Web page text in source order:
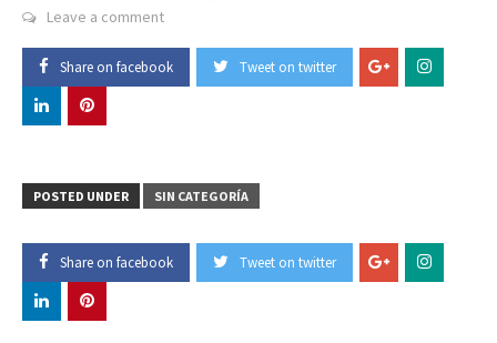
Leave a comment
Share on facebook Tweet on twitter
POSTED UNDER SIN CATEGORÍA
Share on facebook Tweet on twitter